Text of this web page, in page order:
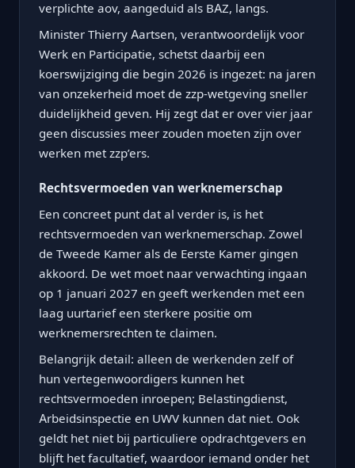
verplichte aov, aangeduid als BAZ, langs.
Minister Thierry Aartsen, verantwoordelijk voor
Werk en Participatie, schetst daarbij een
koerswijziging die begin 2026 is ingezet: na jaren
van onzekerheid moet de zzp-wetgeving sneller
duidelijkheid geven. Hij zegt dat er over vier jaar
geen discussies meer zouden moeten zijn over
werken met zzp’ers.
Rechtsvermoeden van werknemerschap
Een concreet punt dat al verder is, is het
rechtsvermoeden van werknemerschap. Zowel
de Tweede Kamer als de Eerste Kamer gingen
akkoord. De wet moet naar verwachting ingaan
op 1 januari 2027 en geeft werkenden met een
laag uurtarief een sterkere positie om
werknemersrechten te claimen.
Belangrijk detail: alleen de werkenden zelf of
hun vertegenwoordigers kunnen het
rechtsvermoeden inroepen; Belastingdienst,
Arbeidsinspectie en UWV kunnen dat niet. Ook
geldt het niet bij particuliere opdrachtgevers en
blijft het facultatief, waardoor iemand onder het